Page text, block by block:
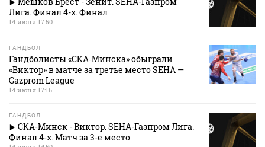
Лига. Финал 4-х. Финал
14 июня 17:50
ГАНДБОЛ
Гандболисты «СКА‑Минска» обыграли
«Виктор» в матче за третье место SEHA —
Gazprom League
14 июня 17:16
ГАНДБОЛ
СКА-Минск - Виктор. SEHA-Газпром Лига.
Финал 4-х. Матч за 3-е место